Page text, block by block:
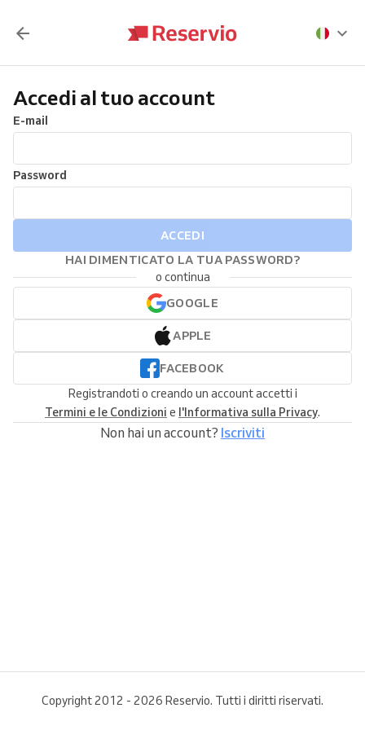
Accedi al tuo account
E-mail
Password
ACCEDI
HAI DIMENTICATO LA TUA PASSWORD?
o continua
GOOGLE
APPLE
FACEBOOK
Registrandoti o creando un account accetti i
Termini e le Condizioni e l'Informativa sulla Privacy.
Non hai un account? Iscriviti
Copyright 2012 - 2026 Reservio. Tutti i diritti riservati.